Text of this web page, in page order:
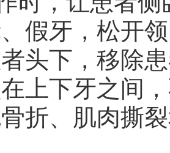
假牙，松开
头下，移除
上下牙之间
折、肌肉撕